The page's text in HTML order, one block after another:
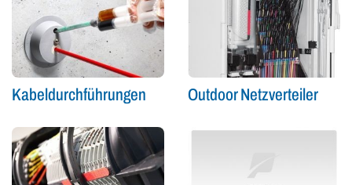
Kabeldurchführungen Outdoor Netzverteiler